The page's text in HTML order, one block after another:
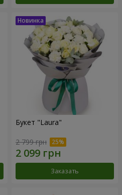
Букет "Laura"
2 799 грн
Заказать